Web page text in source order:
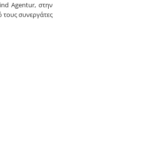
Agentur, στην
συνεργάτες